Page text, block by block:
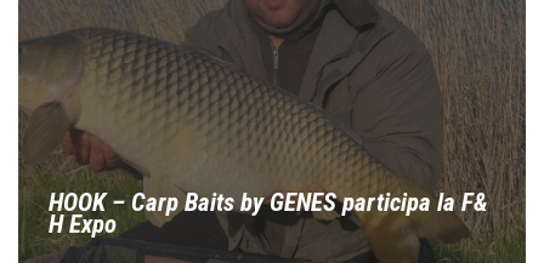
HOOK – Carp Baits by GENES participa la F&
H Expo